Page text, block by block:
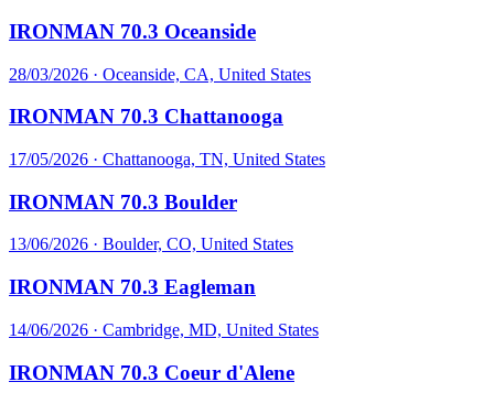
IRONMAN 70.3 Oceanside
28/03/2026 · Oceanside, CA, United States
IRONMAN 70.3 Chattanooga
17/05/2026 · Chattanooga, TN, United States
IRONMAN 70.3 Boulder
13/06/2026 · Boulder, CO, United States
IRONMAN 70.3 Eagleman
14/06/2026 · Cambridge, MD, United States
IRONMAN 70.3 Coeur d'Alene